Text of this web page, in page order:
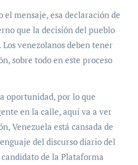
el mensaje, esa declaración de
que la decisión del pueblo
venezolanos deben tener
sobre todo en este proceso
oportunidad, por lo que
en la calle, aquí va a ver
Venezuela está cansada de
del discurso diario del
de la Plataforma